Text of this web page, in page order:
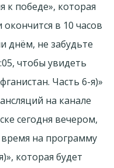
к победе», которая
в 10 часов
днём, не забудьте
чтобы увидеть
Часть 6-я)»
на канале
сегодня вечером,
на программу
которая будет